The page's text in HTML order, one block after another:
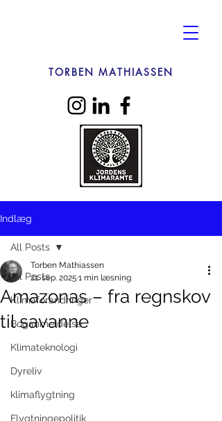
TORBEN MATHIASSEN
Indlæg
All Posts
Klimaforandringer
Boganmeldelse
Klimateknologi
Dyreliv
klimaflygtning
Flygtningepolitik
All Posts
Amazonas – fra regnskov
til savanne
Torben Mathiassen
21. sep. 2025 1 min læsning